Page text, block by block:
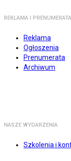
REKLAMA I PRENUMERATA
Reklama
Ogłoszenia
Prenumerata
Archiwum
NASZE WYDARZENIA
Szkolenia i